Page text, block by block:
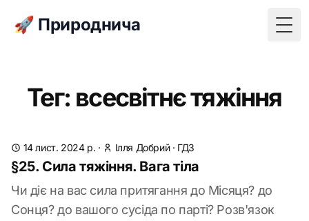
🚀 Природнича
Тег: всесвітнє тяжіння
14 лист. 2024 р. · Ілля Добрий· ГДЗ
§25. Сила тяжіння. Вага тіла
Чи діє на вас сила притягання до Місяця? до
Сонця? до вашого сусіда по парті? Розв'язок